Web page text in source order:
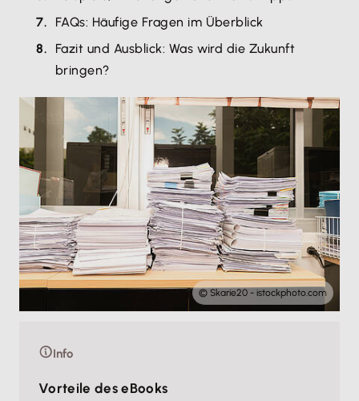
FAQs: Häufige Fragen im Überblick
Fazit und Ausblick: Was wird die Zukunft
bringen?
© Skarie20 - istockphoto.com
Info
Vorteile des eBooks